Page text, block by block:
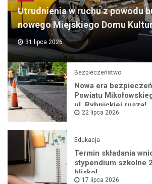
Utrudnienia w ruchu z powodu
nowego Miejskiego Domu
31 lipca 2026
Bezpieczeństwo
Nowa era
Powiatu
ul. Rybnickiej rusza!
22 lipca 2026
Edukacja
Termin składania
stypendium szkolne
blisko!
17 lipca 2026